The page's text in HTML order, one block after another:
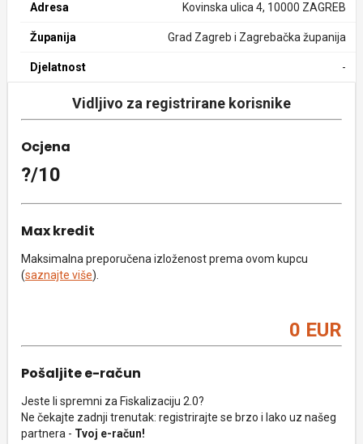
Adresa Kovinska ulica 4, 10000 ZAGREB
Županija Grad Zagreb i Zagrebačka županija
Djelatnost -
Vidljivo za registrirane korisnike
Ocjena
?/10
Max kredit
Maksimalna preporučena izloženost prema ovom kupcu
(saznajte više).
0 EUR
Pošaljite e-račun
Jeste li spremni za Fiskalizaciju 2.0?
Ne čekajte zadnji trenutak: registrirajte se brzo i lako uz našeg
partnera - Tvoj e-račun!